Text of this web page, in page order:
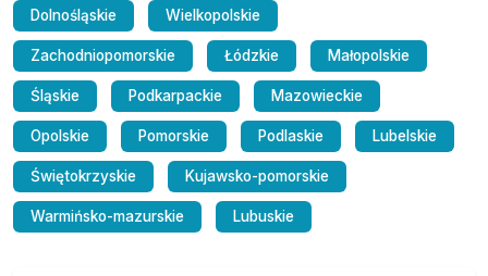
Dolnośląskie Wielkopolskie
Zachodniopomorskie Łódzkie Małopolskie
Śląskie Podkarpackie Mazowieckie
Opolskie Pomorskie Podlaskie Lubelskie
Świętokrzyskie Kujawsko-pomorskie
Warmińsko-mazurskie Lubuskie